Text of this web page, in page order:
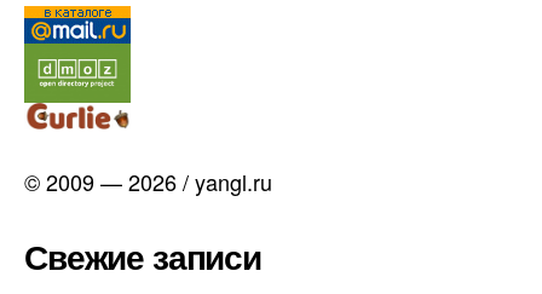
© 2009 — 2026 / yangl.ru
Свежие записи